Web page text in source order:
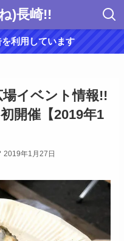
)長崎!!
利用しています
イベント情報!!
開催【2019年1
2019年1月27日